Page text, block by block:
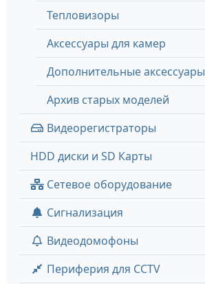
Тепловизоры
Аксессуары для камер
Дополнительные аксессуары
Архив старых моделей
Видеорегистраторы
HDD диски и SD Карты
Сетевое оборудование
Сигнализация
Видеодомофоны
Периферия для CCTV